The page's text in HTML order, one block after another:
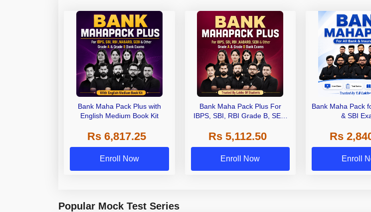
Bank Maha Pack Plus with
English Medium Book Kit
Rs 6,817.25
Enroll Now
Bank Maha Pack Plus For
IBPS, SBI, RBI Grade B, SEBI
Other Grade A & Grade B Bank
Exams
Rs 5,112.50
Enroll Now
Bank Maha Pack
& SBI
Rs
Enroll
Popular Mock Test Series